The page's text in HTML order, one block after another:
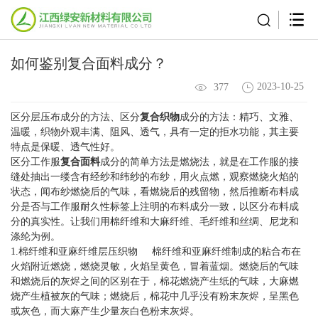
如何鉴别复合面料成分？
377 2023-10-25
区分层压布成分的方法、区分复合织物成分的方法：精巧、文雅、
温暖，织物外观丰满、阻风、透气，具有一定的拒水功能，其主要
特点是保暖、透气性好。
区分工作服复合面料成分的简单方法是燃烧法，就是在工作服的接
缝处抽出一缕含有经纱和纬纱的布纱，用火点燃，观察燃烧火焰的
状态，闻布纱燃烧后的气味，看燃烧后的残留物，然后推断布料成
分是否与工作服耐久性标签上注明的布料成分一致，以区分布料成
分的真实性。让我们用棉纤维和大麻纤维、毛纤维和丝绸、尼龙和
涤纶为例。
1.棉纤维和亚麻纤维层压织物 棉纤维和亚麻纤维制成的粘合布在
火焰附近燃烧，燃烧灵敏，火焰呈黄色，冒着蓝烟。燃烧后的气味
和燃烧后的灰烬之间的区别在于，棉花燃烧产生纸的气味，大麻燃
烧产生植被灰的气味；燃烧后，棉花中几乎没有粉末灰烬，呈黑色
或灰色，而大麻产生少量灰白色粉末灰烬。